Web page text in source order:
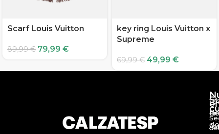
Scarf Louis Vuitton
89,99€ 79,99 €
key ring Louis Vuitton x
Supreme
69,99€ 49,99 €
de